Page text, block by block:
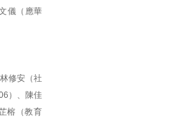
儀（應華
修安（社
）、陳佳
榕（教育